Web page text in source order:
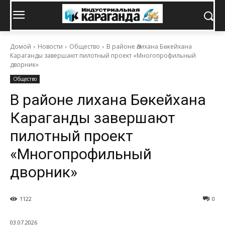
Домой Новости Общество
В районе Әлихана Бөкейхана
Караганды завершают пилотный проект «Многопрофильный
дворник»
Общество
В районе Әлихана Бөкейхана
Караганды завершают
пилотный проект
«Многопрофильный
дворник»
0
1122
03.07.2026